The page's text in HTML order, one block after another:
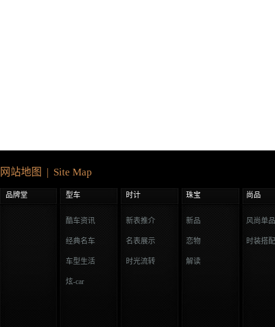
网站地图 | Site Map
品牌堂 型车 时计 珠宝 尚品
酷车资讯
经典名车
车型生活
炫-car
新表推介
名表展示
时光流转
新品
恋物
解读
风尚单品
时装搭配